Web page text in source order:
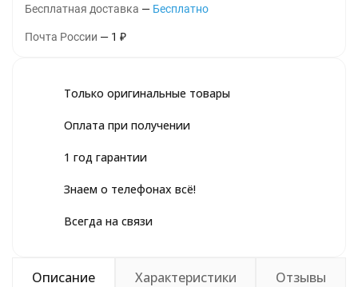
Бесплатная доставка Бесплатно
Почта России 1 ₽
Только оригинальные товары
Оплата при получении
1 год гарантии
Знаем о телефонах всё!
Всегда на связи
Описание Характеристики Отзывы